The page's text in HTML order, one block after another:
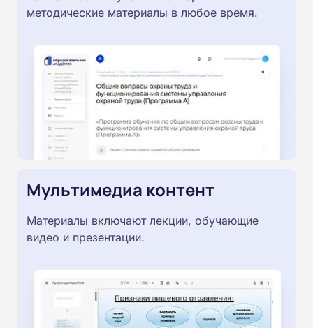
методические материалы в любое время.
Мультимедиа контент
Материалы включают лекции, обучающие
видео и презентации.